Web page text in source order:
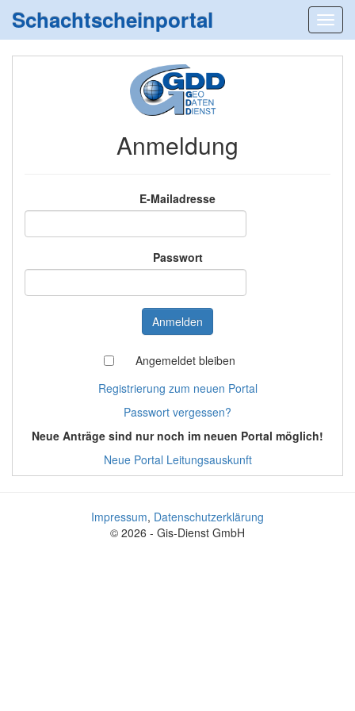
Schachtscheinportal
Anmeldung
E-Mailadresse
Passwort
Angemeldet bleiben
Registrierung zum neuen Portal
Passwort vergessen?
Neue Anträge sind nur noch im neuen Portal möglich!
Neue Portal Leitungsauskunft
Impressum, Datenschutzerklärung
© 2026 - Gis-Dienst GmbH